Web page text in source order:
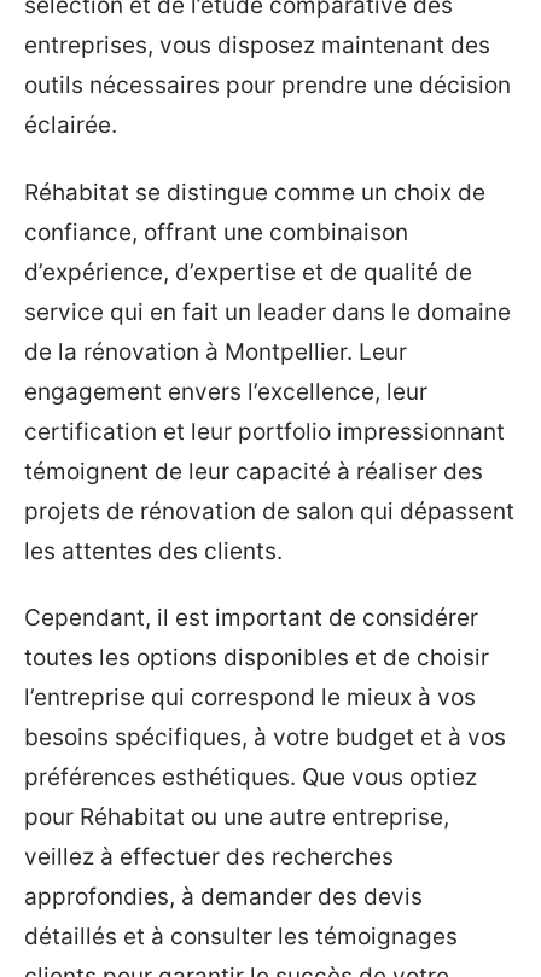
sélection et de l’étude comparative des
entreprises, vous disposez maintenant des
outils nécessaires pour prendre une décision
éclairée.
Réhabitat se distingue comme un choix de
confiance, offrant une combinaison
d’expérience, d’expertise et de qualité de
service qui en fait un leader dans le domaine
de la rénovation à Montpellier. Leur
engagement envers l’excellence, leur
certification et leur portfolio impressionnant
témoignent de leur capacité à réaliser des
projets de rénovation de salon qui dépassent
les attentes des clients.
Cependant, il est important de considérer
toutes les options disponibles et de choisir
l’entreprise qui correspond le mieux à vos
besoins spécifiques, à votre budget et à vos
préférences esthétiques. Que vous optiez
pour Réhabitat ou une autre entreprise,
veillez à effectuer des recherches
approfondies, à demander des devis
détaillés et à consulter les témoignages